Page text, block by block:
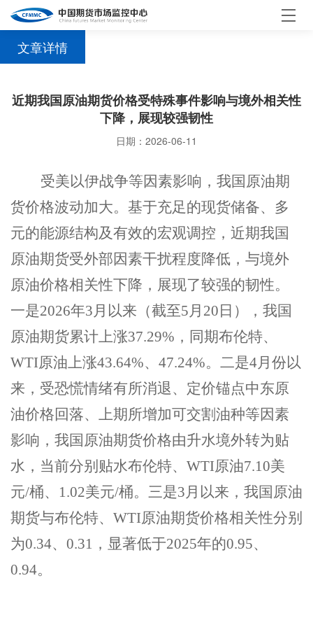
文章详情
近期我国原油期货价格受特殊事件影响与境外相关性
下降，展现较强韧性
日期：2026-06-11
受美以伊战争等因素影响，我国原油期
货价格波动加大。基于充足的现货储备、多
元的能源结构及有效的宏观调控，近期我国
原油期货受外部因素干扰程度降低，与境外
原油价格相关性下降，展现了较强的韧性。
一是2026年3月以来（截至5月 20 日） ， 我国
原油期货累计上涨37.29% ，同期布伦特、
WTI原油上涨43.64%、 47.24%。 二是4月 份以
来，受恐慌情绪有所消退、定价锚点中东原
油价格回落、上期所增加可交割油种等因素
影响，我国原油期货价格由升水境外转为贴
水，当前分别贴水布伦特、 WTI原油7.10美
元/桶、 1.02美元/桶。 三是3月以来，我国原油
期货与布伦特、 WTI原油期货价格相关性分别
为0.34、 0.31 ， 显著低于2025年的0.95、
0.94。